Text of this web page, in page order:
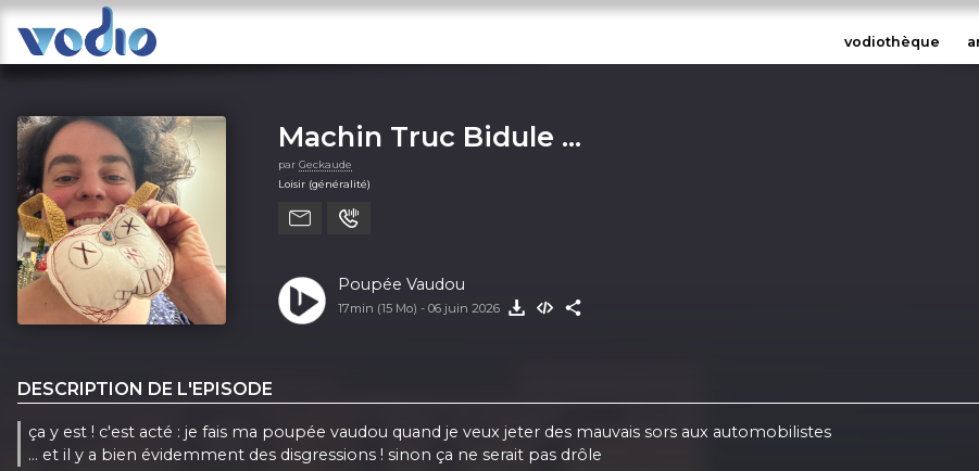
vodiothèque
Machin Truc Bidule ...
par Geckaude
Loisir (généralité)
Poupée Vaudou
17min (15 Mo) - 06 juin 2026
DESCRIPTION DE L'EPISODE
ça y est ! c'est acté : je fais ma poupée vaudou quand je veux jeter des mauvais sors aux automobilistes
... et il y a bien évidemment des disgressions ! sinon ça ne serait pas drôle